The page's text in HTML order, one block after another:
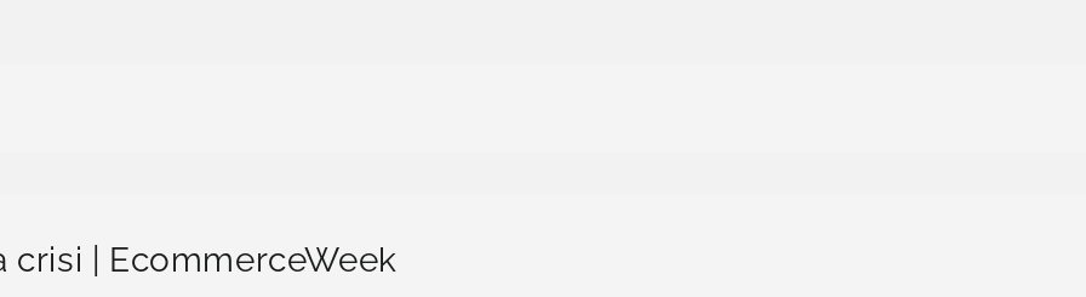
crisi | EcommerceWeek